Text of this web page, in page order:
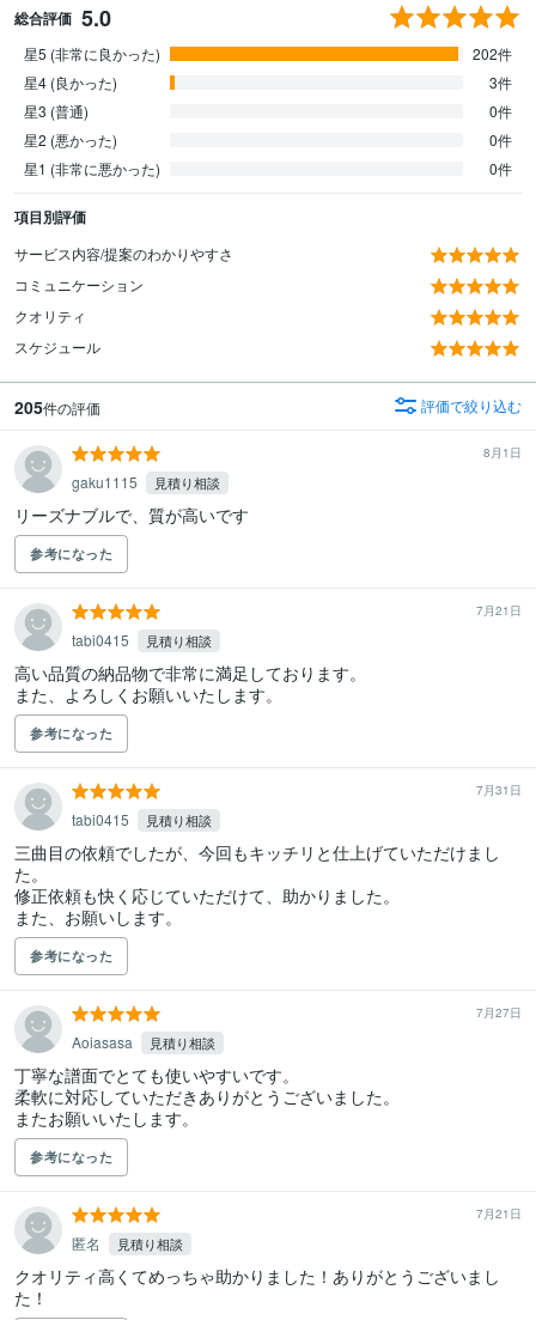
総合評価 5.0
星5 (非常に良かった)
202件
星4 (良かった)
3件
星3 (普通)
0件
星2 (悪かった)
0件
星1 (非常に悪かった)
0件
項目別評価
サービス内容/提案のわかりやすさ
コミュニケーション
クオリティ
スケジュール
205件の評価 評価で絞り込む
8月1日
gaku1115 見積り相談
リーズナブルで、質が高いです
参考になった
7月21日
tabi0415 見積り相談
高い品質の納品物で非常に満足しております。
また、よろしくお願いいたします。
参考になった
7月31日
tabi0415 見積り相談
三曲目の依頼でしたが、今回もキッチリと仕上げていただけまし
た。
修正依頼も快く応じていただけて、助かりました。
また、お願いします。
参考になった
7月27日
Aoiasasa 見積り相談
丁寧な譜面でとても使いやすいです。
柔軟に対応していただきありがとうございました。
またお願いいたします。
参考になった
7月21日
匿名 見積り相談
クオリティ高くてめっちゃ助かりました！ありがとうございまし
た！